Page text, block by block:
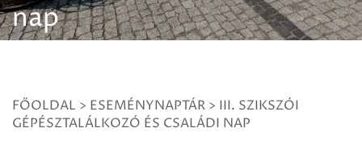
nap
FŐOLDAL > ESEMÉNYNAPTÁR > III. SZIKSZÓI
GÉPÉSZTALÁLKOZÓ ÉS CSALÁDI NAP